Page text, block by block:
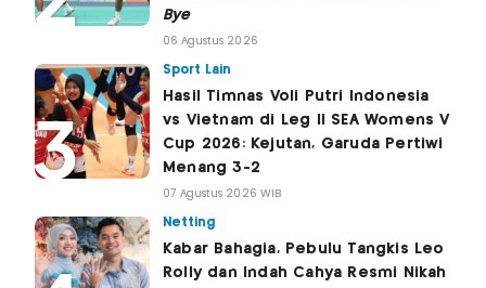
Bye
06 Agustus 2026
Sport Lain
Hasil Timnas Voli Putri Indonesia
vs Vietnam di Leg II SEA Womens V
Cup 2026: Kejutan, Garuda Pertiwi
Menang 3-2
07 Agustus 2026 WIB
Netting
Kabar Bahagia, Pebulu Tangkis Leo
Rolly dan Indah Cahya Resmi Nikah